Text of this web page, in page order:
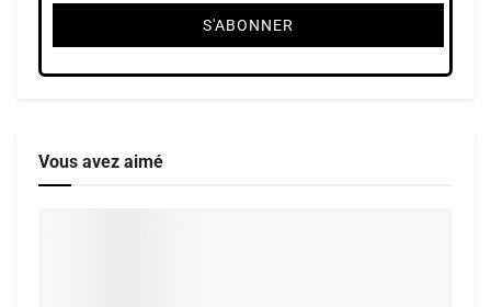
Vous avez aimé